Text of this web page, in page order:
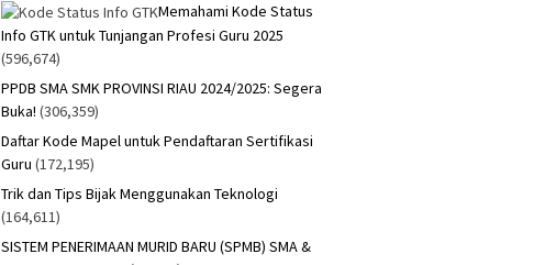
Memahami Kode Status
Info GTK untuk Tunjangan Profesi Guru 2025
(596,674)
PPDB SMA SMK PROVINSI RIAU 2024/2025: Segera
Buka! (306,359)
Daftar Kode Mapel untuk Pendaftaran Sertifikasi
Guru (172,195)
Trik dan Tips Bijak Menggunakan Teknologi
(164,611)
SISTEM PENERIMAAN MURID BARU (SPMB) SMA &